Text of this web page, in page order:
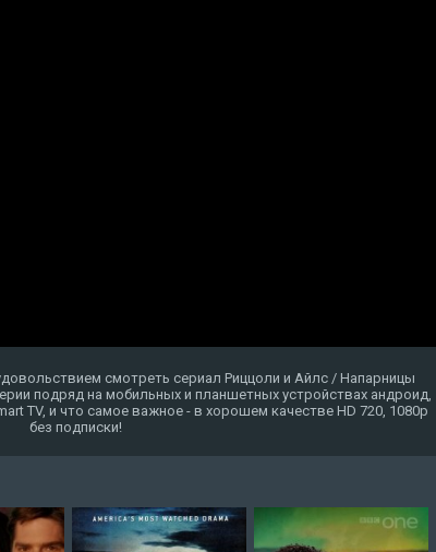
смотреть сериал Риццоли и Айлс / Напарницы
подряд на мобильных и планшетных устройствах андроид,
TV, и что самое важное - в хорошем качестве HD 720, 1080p
без подписки!